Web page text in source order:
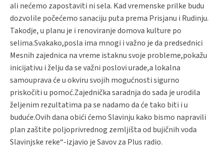
ali nećemo zapostaviti ni sela. Kad vremenske prilke budu
dozvolile počećemo sanaciju puta prema Prisjanu i Rudinju.
Takodje, u planu je i renoviranje domova kulture po
selima.Svakako,posla ima mnogi i važno je da predsednici
Mesnih zajednica na vreme istaknu svoje probleme,pokažu
inicijativu i želju da se važni poslovi urade,a lokalna
samouprava će u okviru svojih mogućnosti sigurno
priskočiti u pomoć.Zajednička saradnja do sada je urodila
željenim rezultatima pa se nadamo da će tako biti i u
buduće.Ovih dana obići ćemo Slavinju kako bismo napravili
plan zaštite poljoprivrednog zemljišta od bujičnih voda
Slavinjske reke“-izjavio je Savov za Plus radio.